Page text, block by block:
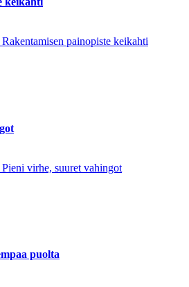
painopiste keikahti
virhe, suuret vahingot
puolta